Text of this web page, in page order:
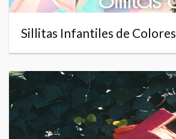
Sillitas Infantiles de Colores